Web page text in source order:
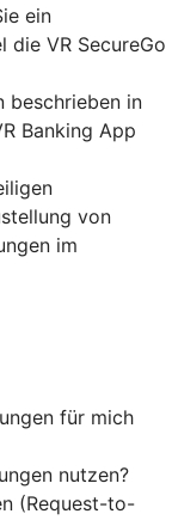
ein
die VR SecureGo
beschrieben in
Banking App
von
im
für mich
nutzen?
(Request-to-